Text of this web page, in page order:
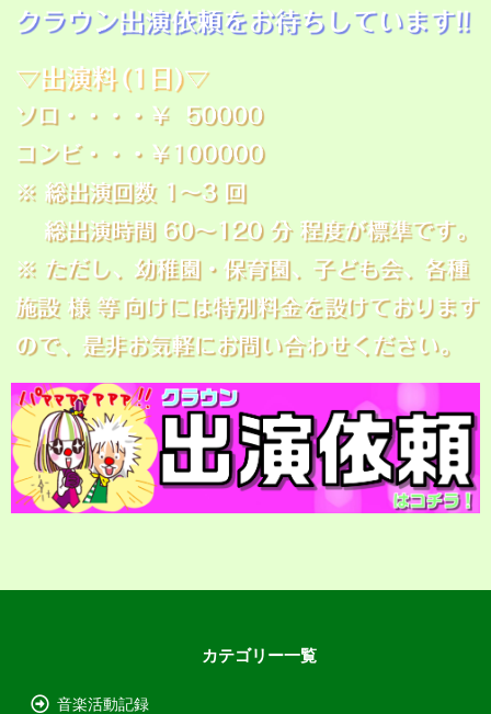
カテゴリー一覧
音楽活動記録